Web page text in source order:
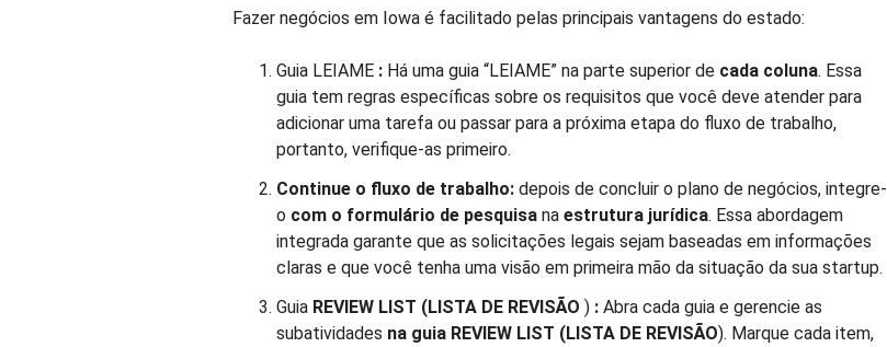
Fazer negócios em Iowa é facilitado pelas principais vantagens do estado:
Guia LEIAME : Há uma guia “LEIAME” na parte superior de cada coluna. Essa
guia tem regras específicas sobre os requisitos que você deve atender para
adicionar uma tarefa ou passar para a próxima etapa do fluxo de trabalho,
portanto, verifique-as primeiro.
Continue o fluxo de trabalho: depois de concluir o plano de negócios, integre-
o com o formulário de pesquisa na estrutura jurídica. Essa abordagem
integrada garante que as solicitações legais sejam baseadas em informações
claras e que você tenha uma visão em primeira mão da situação da sua startup.
Guia REVIEW LIST (LISTA DE REVISÃO ) : Abra cada guia e gerencie as
subatividades na guia REVIEW LIST (LISTA DE REVISÃO). Marque cada item,